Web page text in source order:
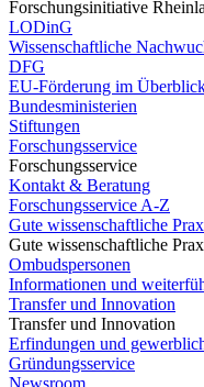
Forschungsinitiative
LODinG
Wissenschaftliche
DFG
EU-Förderung im
Bundesministerien
Stiftungen
Forschungsservice
Forschungsservice
Kontakt & Beratung
Forschungsservice A-Z
Gute wissenschaftliche
Gute wissenschaftliche
Ombudspersonen
Informationen und
Transfer und Innovation
Transfer und Innovation
Erfindungen und
Gründungsservice
Newsroom